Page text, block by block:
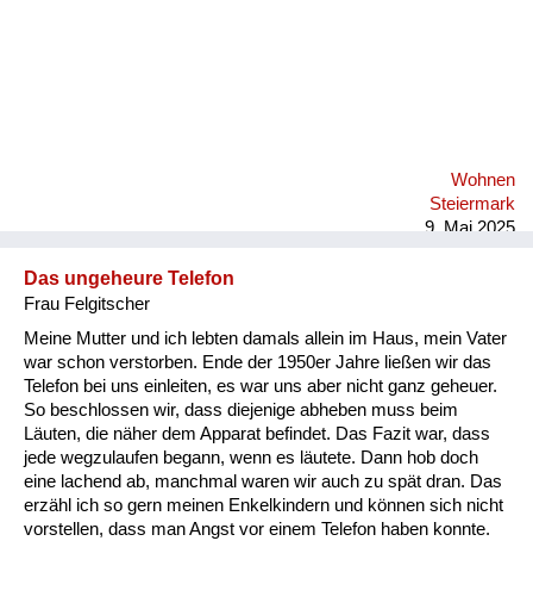
Wohnen
Steiermark
9. Mai 2025
Das ungeheure Telefon
Frau Felgitscher
Meine Mutter und ich lebten damals allein im Haus, mein Vater
war schon verstorben. Ende der 1950er Jahre ließen wir das
Telefon bei uns einleiten, es war uns aber nicht ganz geheuer.
So beschlossen wir, dass diejenige abheben muss beim
Läuten, die näher dem Apparat befindet. Das Fazit war, dass
jede wegzulaufen begann, wenn es läutete. Dann hob doch
eine lachend ab, manchmal waren wir auch zu spät dran. Das
erzähl ich so gern meinen Enkelkindern und können sich nicht
vorstellen, dass man Angst vor einem Telefon haben konnte.